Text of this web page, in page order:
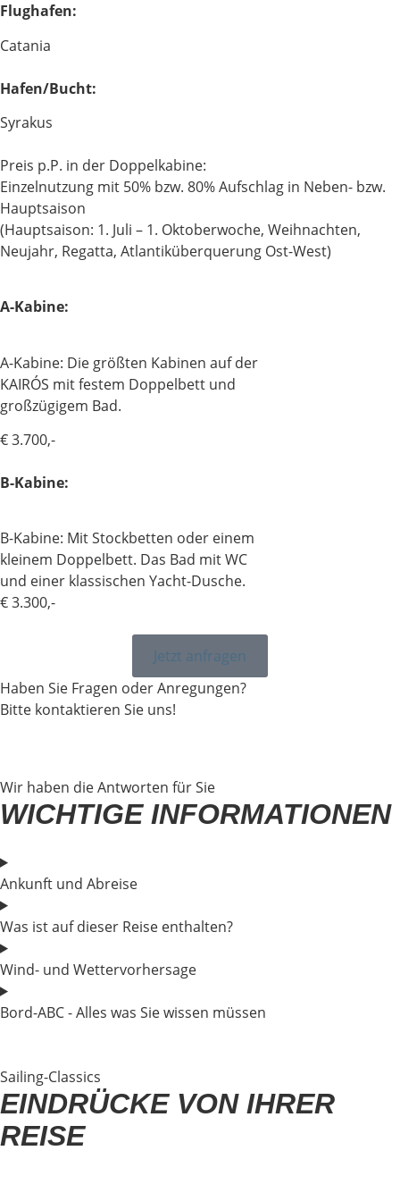
Flughafen:
Catania
Hafen/Bucht:
Syrakus
Preis p.P. in der Doppelkabine:
Einzelnutzung mit 50% bzw. 80% Aufschlag in Neben- bzw.
Hauptsaison
(Hauptsaison: 1. Juli – 1. Oktoberwoche, Weihnachten,
Neujahr, Regatta, Atlantiküberquerung Ost-West)
A-Kabine:
A-Kabine: Die größten Kabinen auf der
KAIRÓS mit festem Doppelbett und
großzügigem Bad.
€ 3.700,-
B-Kabine:
B-Kabine: Mit Stockbetten oder einem
kleinem Doppelbett. Das Bad mit WC
und einer klassischen Yacht-Dusche.
€ 3.300,-
Jetzt anfragen
Haben Sie Fragen oder Anregungen?
Bitte kontaktieren Sie uns!
Wir haben die Antworten für Sie
WICHTIGE INFORMATIONEN
Ankunft und Abreise
Was ist auf dieser Reise enthalten?
Wind- und Wettervorhersage
Bord-ABC - Alles was Sie wissen müssen
Sailing-Classics
EINDRÜCKE VON IHRER
REISE